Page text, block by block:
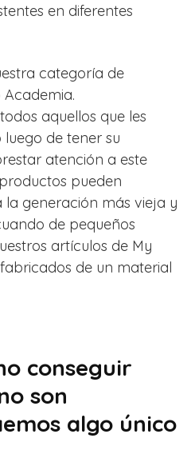
en diferentes
categoría de
aquellos que les
de tener su
atención a este
pueden
la generación más vieja y
de pequeños
artículos de My
de un material
conseguir
son
algo único